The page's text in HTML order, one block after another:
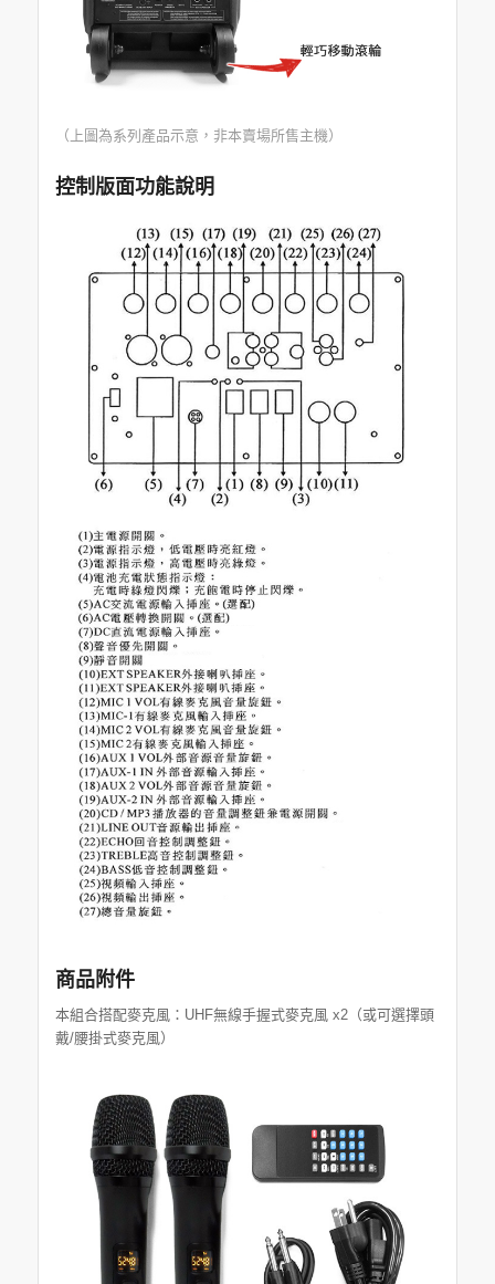
（上圖為系列產品示意，非本賣場所售主機）
控制版面功能說明
商品附件
本組合搭配麥克風：UHF無線手握式麥克風 x2（或可選擇頭
戴/腰掛式麥克風）